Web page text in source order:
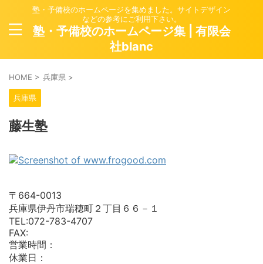
塾・予備校のホームページを集めました。サイトデザイン
などの参考にご利用下さい。
塾・予備校のホームページ集 | 有限会
社blanc
HOME > 兵庫県 >
兵庫県
藤生塾
〒664-0013
兵庫県伊丹市瑞穂町２丁目６６－１
TEL:072-783-4707
FAX:
営業時間：
休業日：